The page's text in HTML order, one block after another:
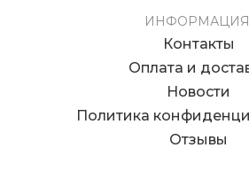
Контакты
Оплата и
Новости
Политика
Отзывы